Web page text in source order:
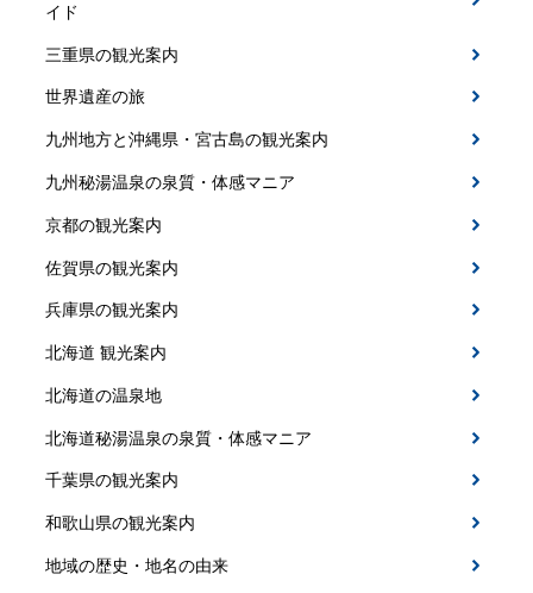
イド
三重県の観光案内
世界遺産の旅
九州地方と沖縄県・宮古島の観光案内
九州秘湯温泉の泉質・体感マニア
京都の観光案内
佐賀県の観光案内
兵庫県の観光案内
北海道 観光案内
北海道の温泉地
北海道秘湯温泉の泉質・体感マニア
千葉県の観光案内
和歌山県の観光案内
地域の歴史・地名の由来